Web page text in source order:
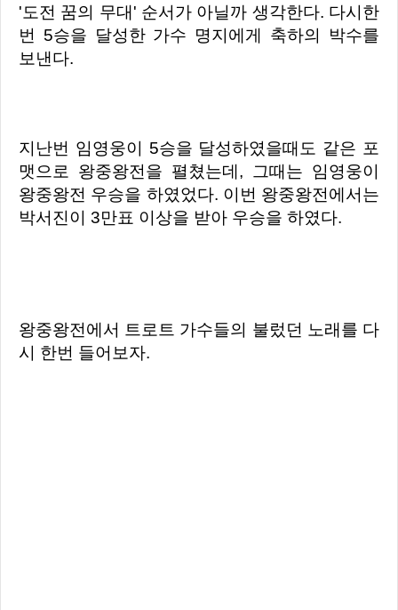
'도전 꿈의 무대' 순서가 아닐까 생각한다. 다시한
번 5승을 달성한 가수 명지에게 축하의 박수를
보낸다.
지난번 임영웅이 5승을 달성하였을때도 같은 포
맷으로 왕중왕전을 펼쳤는데, 그때는 임영웅이
왕중왕전 우승을 하였었다. 이번 왕중왕전에서는
박서진이 3만표 이상을 받아 우승을 하였다.
왕중왕전에서 트로트 가수들의 불렀던 노래를 다
시 한번 들어보자.